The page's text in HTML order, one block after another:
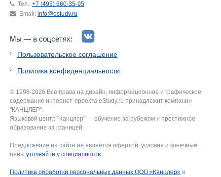
Тел.: +7 (495) 660-35-95
Email: info@estudy.ru
Мы — в соцсетях:
Пользовательское соглашение
Политика конфиденциальности
© 1998-2026 Все права на дизайн, информационное и графическое
содержание интернет-проекта eStudy.ru принадлежит компании
"КАНЦЛЕР".
Языковой центр "Канцлер" — обучение за рубежом и престижное
образование за границей.
Предложение на сайте не является офертой, условия и конечные
цены уточняйте у специалистов.
Политика обработки персональных данных ООО «Канцлер» в